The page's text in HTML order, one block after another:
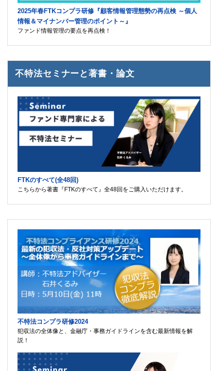
2025年春FTKコンプラ研修『顧客情報管理態勢の再点検 ～個人
情報＆マイナンバー管理のポイント～』
ファンド情報管理の要点を再点検！
不特法セミナーと著書・論文
FTKのすべて(全48回)
こちらから著書『FTKのすべて』全48回をご購入いただけます。
不特法コンプラ研修2024
犯収法の全体像と、金融庁・事務ガイドラインを含む最新情報を解
説！